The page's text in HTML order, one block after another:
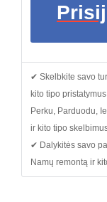
✔ Skelbkite savo
kito tipo
Perku, Parduodu,
ir kito tipo
✔ Dalykitės savo
Namų remontą ir